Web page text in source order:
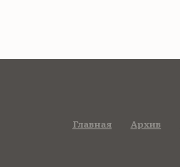
Главная Архив